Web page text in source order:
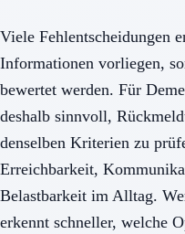
Viele Fehlentscheidungen
Informationen vorliegen,
bewertet werden. Für
deshalb sinnvoll,
denselben Kriterien zu
Erreichbarkeit,
Belastbarkeit im Alltag.
erkennt schneller, welche